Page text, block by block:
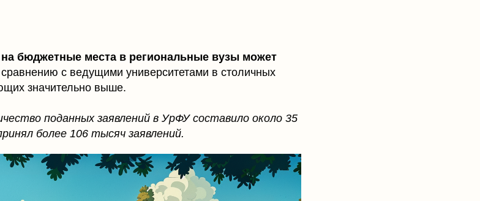
на бюджетные места в региональные вузы может
с ведущими университетами в столичных
значительно выше.
поданных заявлений в УрФУ составило около 35
более 106 тысяч заявлений.